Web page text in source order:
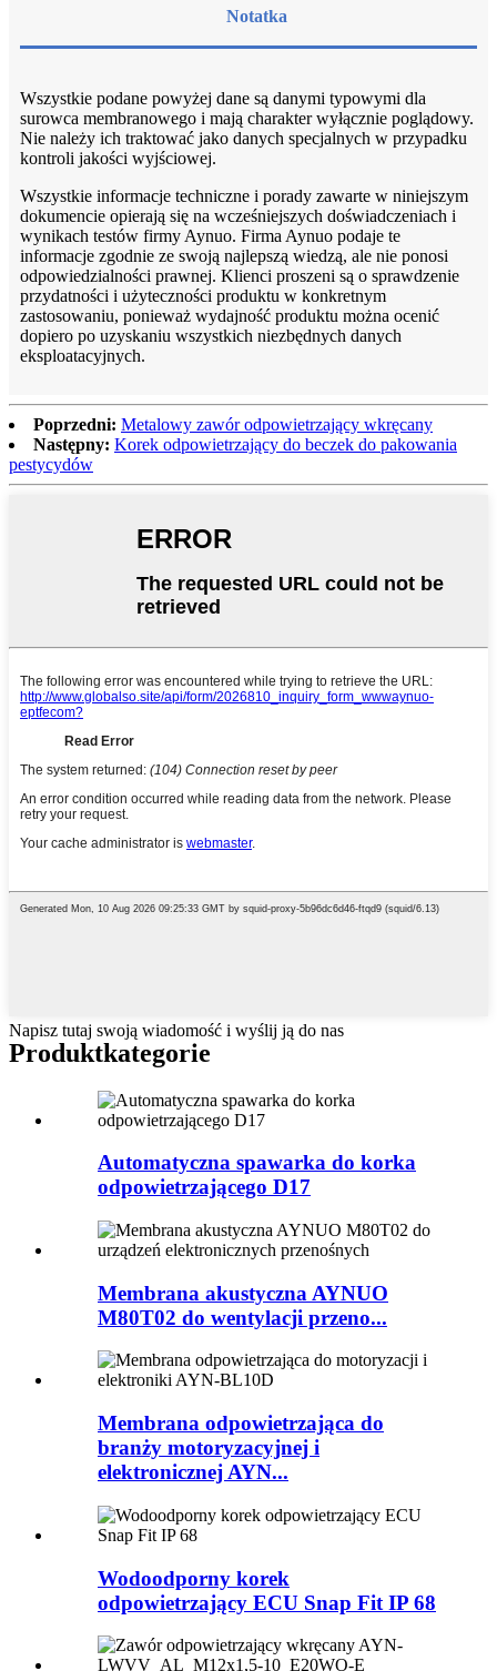
Notatka
Wszystkie podane powyżej dane są danymi typowymi dla
surowca membranowego i mają charakter wyłącznie poglądowy.
Nie należy ich traktować jako danych specjalnych w przypadku
kontroli jakości wyjściowej.
Wszystkie informacje techniczne i porady zawarte w niniejszym
dokumencie opierają się na wcześniejszych doświadczeniach i
wynikach testów firmy Aynuo. Firma Aynuo podaje te
informacje zgodnie ze swoją najlepszą wiedzą, ale nie ponosi
odpowiedzialności prawnej. Klienci proszeni są o sprawdzenie
przydatności i użyteczności produktu w konkretnym
zastosowaniu, ponieważ wydajność produktu można ocenić
dopiero po uzyskaniu wszystkich niezbędnych danych
eksploatacyjnych.
Poprzedni: Metalowy zawór odpowietrzający wkręcany
Następny: Korek odpowietrzający do beczek do pakowania
pestycydów
Napisz tutaj swoją wiadomość i wyślij ją do nas
Produktkategorie
Automatyczna spawarka do korka
odpowietrzającego D17
Membrana akustyczna AYNUO
M80T02 do wentylacji przeno...
Membrana odpowietrzająca do
branży motoryzacyjnej i
elektronicznej AYN...
Wodoodporny korek
odpowietrzający ECU Snap Fit IP 68